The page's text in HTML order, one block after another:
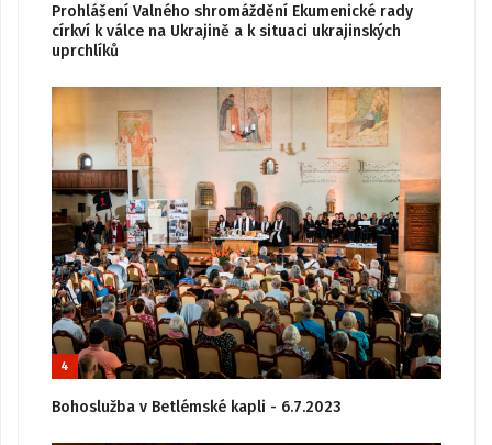
Prohlášení Valného shromáždění Ekumenické rady
církví k válce na Ukrajině a k situaci ukrajinských
uprchlíků
4
Bohoslužba v Betlémské kapli - 6.7.2023